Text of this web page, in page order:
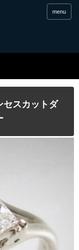
menu
セスカットダ